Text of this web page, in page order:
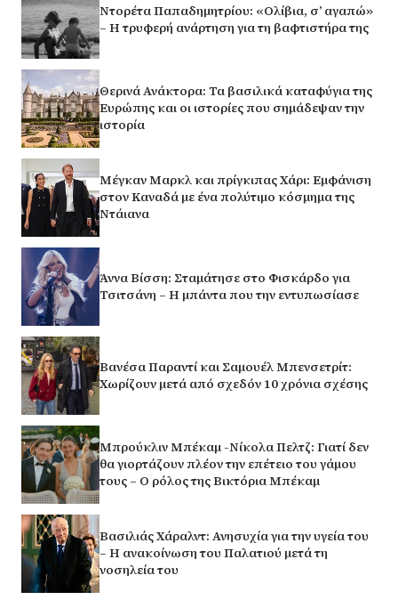
Ντορέτα Παπαδημητρίου: «Ολίβια, σ’ αγαπώ»
– Η τρυφερή ανάρτηση για τη βαφτιστήρα της
Θερινά Ανάκτορα: Τα βασιλικά καταφύγια της
Ευρώπης και οι ιστορίες που σημάδεψαν την
ιστορία
Μέγκαν Μαρκλ και πρίγκιπας Χάρι: Εμφάνιση
στον Καναδά με ένα πολύτιμο κόσμημα της
Ντάιανα
Άννα Βίσση: Σταμάτησε στο Φισκάρδο για
Τσιτσάνη – Η μπάντα που την εντυπωσίασε
Βανέσα Παραντί και Σαμουέλ Μπενσετρίτ:
Χωρίζουν μετά από σχεδόν 10 χρόνια σχέσης
Μπρούκλιν Μπέκαμ -Νίκολα Πελτζ: Γιατί δεν
θα γιορτάζουν πλέον την επέτειο του γάμου
τους – Ο ρόλος της Βικτόρια Μπέκαμ
Βασιλιάς Χάραλντ: Ανησυχία για την υγεία του
– Η ανακοίνωση του Παλατιού μετά τη
νοσηλεία του